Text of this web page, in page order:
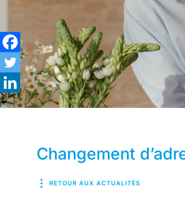
Changement
RETOUR AUX ACTUALITÉS